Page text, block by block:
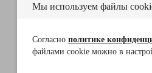
Мы используем файлы
Согласно политике
файлами cookie можно в
В наличии
Салфетка 23*23 1сл